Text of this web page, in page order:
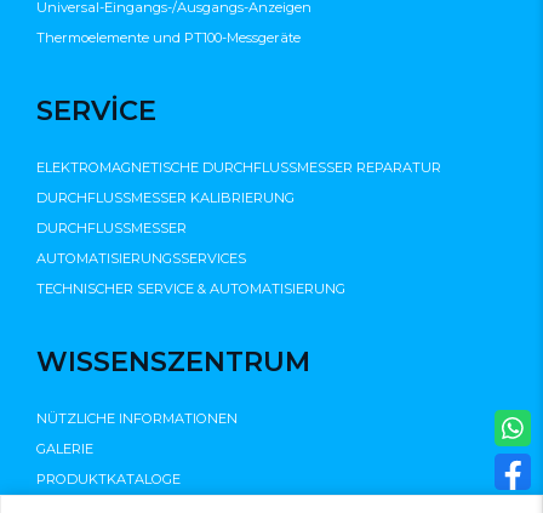
Universal-Eingangs-/Ausgangs-Anzeigen
Thermoelemente und PT100-Messgeräte
SERVİCE
ELEKTROMAGNETISCHE DURCHFLUSSMESSER REPARATUR
DURCHFLUSSMESSER KALIBRIERUNG
DURCHFLUSSMESSER
AUTOMATISIERUNGSSERVICES
TECHNISCHER SERVICE & AUTOMATISIERUNG
WISSENSZENTRUM
NÜTZLICHE INFORMATIONEN
GALERIE
PRODUKTKATALOGE